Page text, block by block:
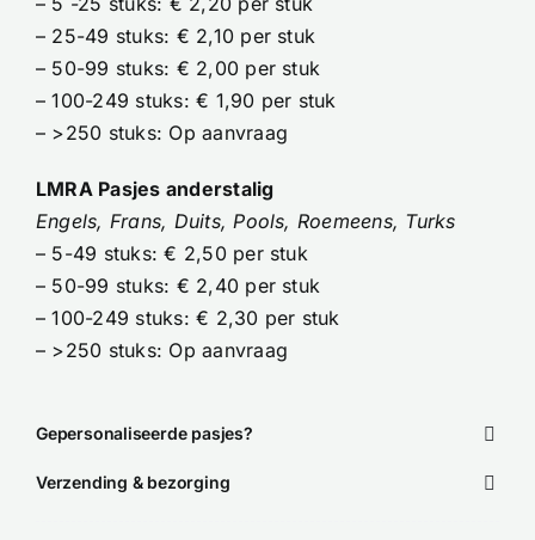
– 25-49 stuks: € 2,10 per stuk
– 50-99 stuks: € 2,00 per stuk
– 100-249 stuks: € 1,90 per stuk
– >250 stuks: Op aanvraag
LMRA Pasjes anderstalig
Engels, Frans, Duits, Pools, Roemeens, Turks
– 5-49 stuks: € 2,50 per stuk
– 50-99 stuks: € 2,40 per stuk
– 100-249 stuks: € 2,30 per stuk
– >250 stuks: Op aanvraag
Gepersonaliseerde pasjes?
Verzending & bezorging